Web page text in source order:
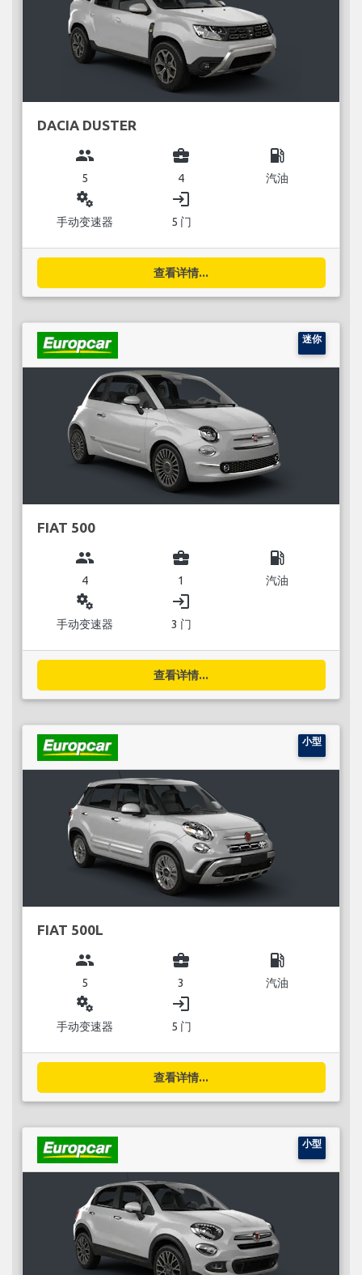
DACIA DUSTER
group
5
business_center
4
local_gas_station
汽油
miscellaneous_services
手动变速器
login
5 门
查看详情...
迷你
FIAT 500
group
4
business_center
1
local_gas_station
汽油
miscellaneous_services
手动变速器
login
3 门
查看详情...
小型
FIAT 500L
group
5
business_center
3
local_gas_station
汽油
miscellaneous_services
手动变速器
login
5 门
查看详情...
小型